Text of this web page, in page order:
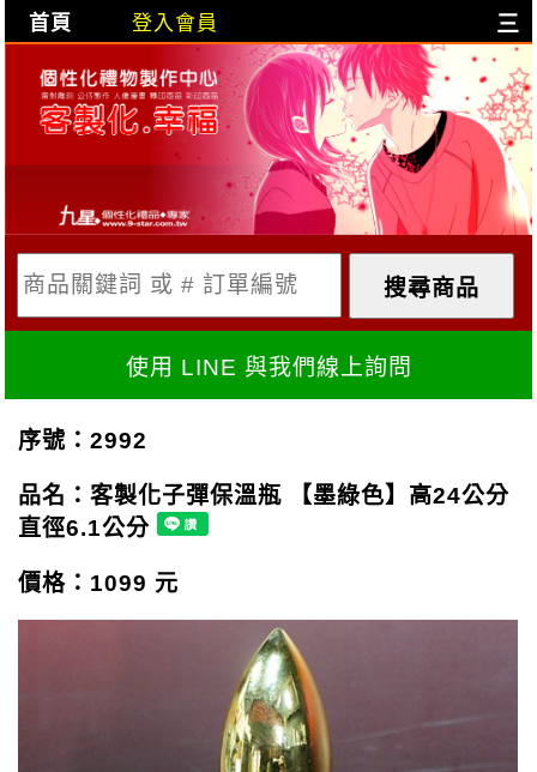
首頁 登入會員 三
購物車內容:
目前購物車是空的!
X
使用 LINE 與我們線上詢問